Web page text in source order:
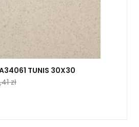
TUNIS 30X30
zł